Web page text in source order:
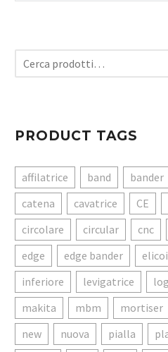
PRODUCT TAGS
affilatrice band bander
catena
cavatrice CE
circolare
circular cnc
edge
edge bander
inferiore
levigatrice
makita
mbm mortiser
new
nuova pialla